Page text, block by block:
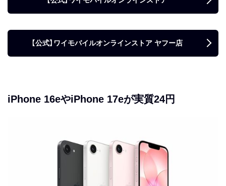
【公式】ワイモバイルオンラインストア ヤフー店
iPhone 16eやiPhone 17eが実質24円